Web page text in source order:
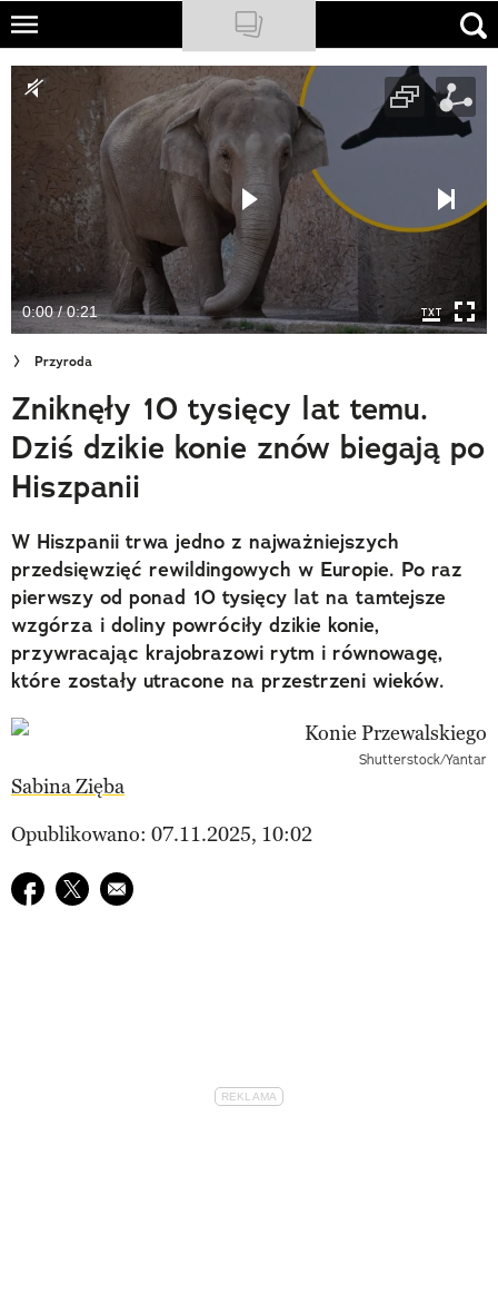
Skip
main
content
NATIONAL GEOGRAPHIC
TRAVELER
PODCASTY
Sklep
Newsletter
Cuda Polski
Wielki Konkurs Fotograficzny
Trendbook Podróżniczy
Polecane
0:00 / 0:21
Przyroda
Zniknęły 10 tysięcy lat temu.
Dziś dzikie konie znów biegają po
Hiszpanii
W Hiszpanii trwa jedno z najważniejszych
przedsięwzięć rewildingowych w Europie. Po raz
pierwszy od ponad 10 tysięcy lat na tamtejsze
wzgórza i doliny powróciły dzikie konie,
przywracając krajobrazowi rytm i równowagę,
które zostały utracone na przestrzeni wieków.
Shutterstock/Yantar
Sabina Zięba
Opublikowano: 07.11.2025, 10:02
Udostępnij na facebook
Udostępnij na twitter
E-mail do przyjaciela